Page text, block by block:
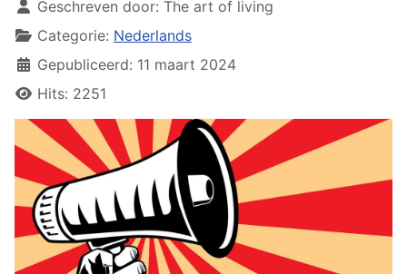
Geschreven door: The art of living
Categorie: Nederlands
Gepubliceerd: 11 maart 2024
Hits: 2251